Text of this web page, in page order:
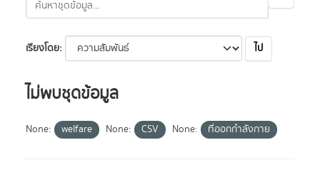
เรียงโดย ไป
ไม่พบชุดข้อมูล
None: welfare None: CSV None: ที่ออกกำลังกาย